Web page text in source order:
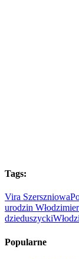
Tags:
Vira Szerszniowa
urodzin
dzieduszycki
Popularne